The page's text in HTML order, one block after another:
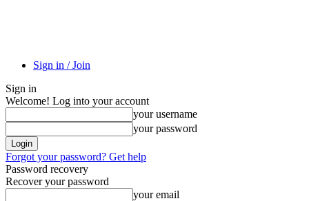
Sign in / Join
Sign in
Welcome! Log into your account
your username
your password
Forgot your password? Get help
Password recovery
Recover your password
your email